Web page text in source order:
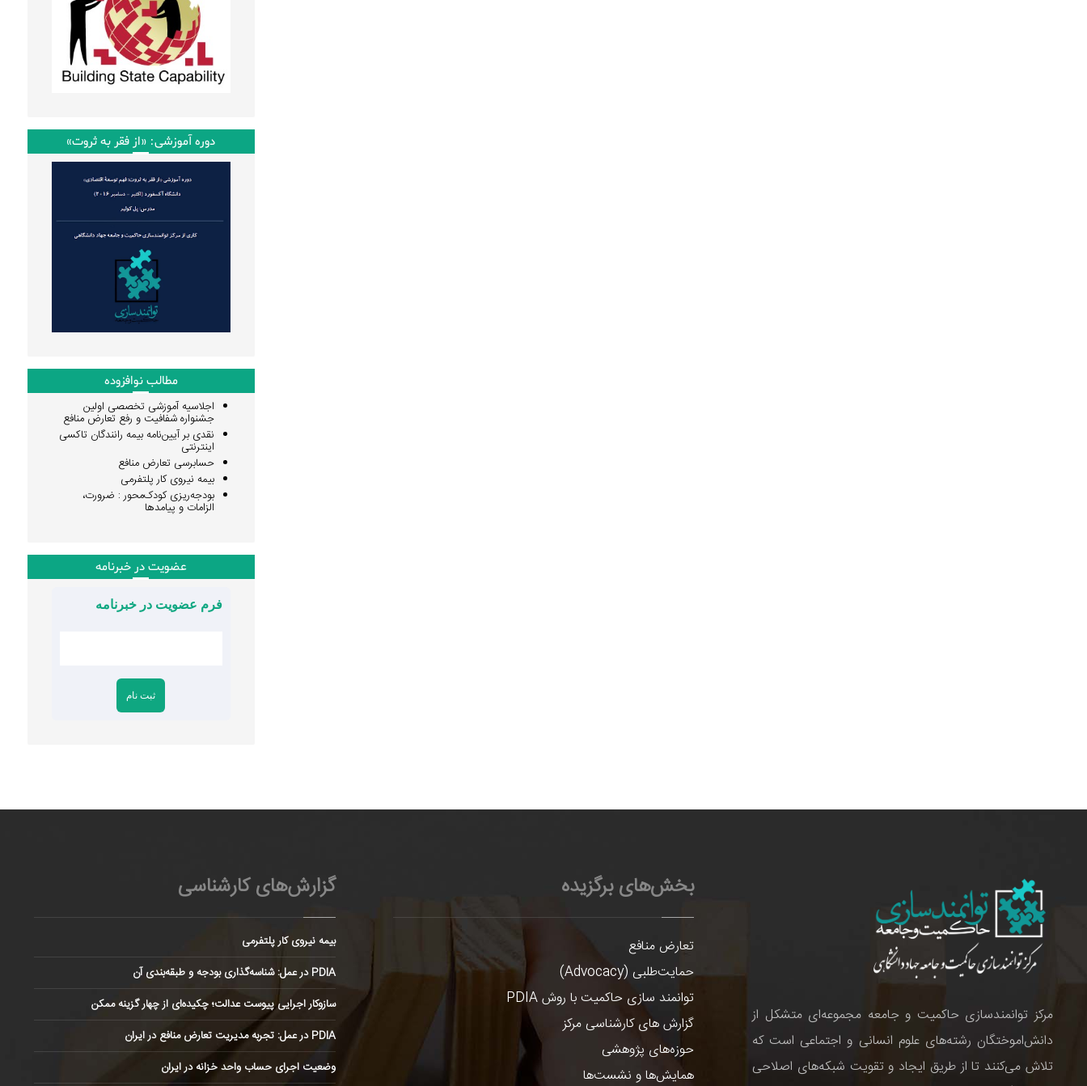
دوره آموزشی: «از فقر به ثروت»
مطالب نوافزوده
اجلاسیه آموزشی تخصصی اولین
جشنواره شفافیت و رفع تعارض منافع
نقدی بر آیین‌نامه بیمه رانندگان تاکسی
اینترنتی
حسابرسی تعارض منافع
بیمه نیروی کار پلتفرمی
بودجه‌ریزی کودک‌محور : ضرورت،
الزامات و پیامدها
عضویت در خبرنامه
فرم عضویت در خبرنامه
مرکز توانمندسازی حاکمیت و جامعه مجموعه‌ای متشکل از
دانش‌اموختگان رشته‌های علوم انسانی و اجتماعی است که
تلاش می‌کنند تا از طریق ایجاد و تقویت شبکه‌های اصلاحی
بخش‌های برگزیده
تعارض منافع
حمایت‌طلبی (Advocacy)
توانمند سازی حاکمیت با روش PDIA
گزارش های کارشناسی مرکز
حوزه‌های پژوهشی
همایش‌ها و نشست‌ها
گزارش‌های کارشناسی
بیمه نیروی کار پلتفرمی
PDIA در عمل: شناسه‌گذاری بودجه و طبقه‌بندی آن
سازوکار اجرایی پیوست عدالت؛ چکیده‌ای از چهار گزینه ممکن
PDIA در عمل: تجربه مدیریت تعارض منافع در ایران
وضعیت اجرای حساب واحد خزانه در ایران